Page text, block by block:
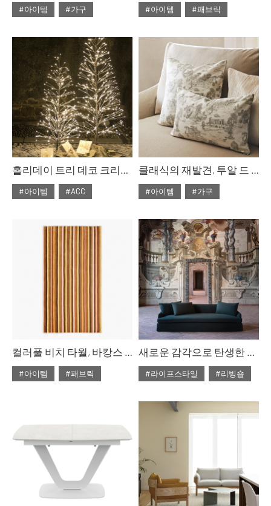
#아이템
#가구
#조명
#아이템
#패브릭
#ISSUE277
#반려동물
홀리데이 트리 데코 크리스마스 무드 더하기
#아이템
#ACC
#ISSUE273
#쇼핑
클래식의 재발견, 투알 드 주이
#아이템
#가구
#ISSUE272
#패턴
컬러풀 비치 타월, 바캉스 준비 끝
#아이템
#패브릭
새로운 감각으로 탄생한 자라홈
#라이프스타일
#리빙숍
#ISSUE269